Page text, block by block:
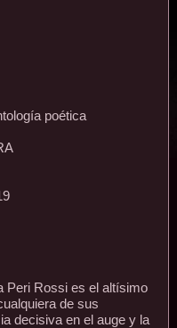
poética
Peri Rossi es el altísimo
de sus
decisiva en el auge y la